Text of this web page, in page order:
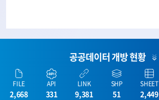
공공데이터 개방 현황
FILE
2,668
API
331
LINK
9,381
SHP
51
SHEET
2,449